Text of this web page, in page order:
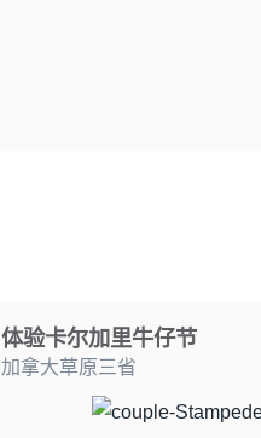
体验卡尔加里牛仔节
加拿大草原三省